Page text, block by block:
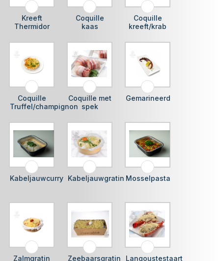
Kreeft
Thermidor
Coquille
kaas
Coquille
kreeft/krab
Coquille
Truffel/champignon
Coquille met
spek
Gemarineerd
Kabeljauwcurry Kabeljauwgratin Mosselpasta
Zalmgratin Zeebaarsgratin
Langoustestaart